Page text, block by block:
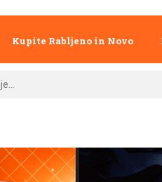
Kupite Rabljeno in Novo